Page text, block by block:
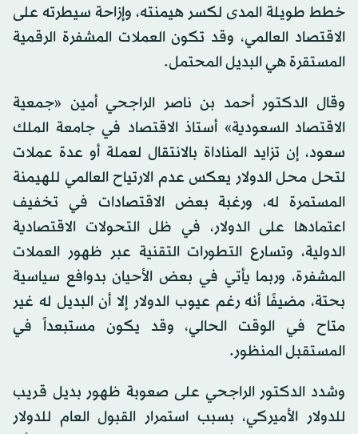
خطط طويلة المدى لكسر هيمنته، وإزاحة سيطرته على
الاقتصاد العالمي، وقد تكون العملات المشفرة الرقمية
المستقرة هي البديل المحتمل.
وقال الدكتور أحمد بن ناصر الراجحي أمين «جمعية
الاقتصاد السعودية» أستاذ الاقتصاد في جامعة الملك
سعود، إن تزايد المناداة بالانتقال لعملة أو عدة عملات
لتحل محل الدولار يعكس عدم الارتياح العالمي للهيمنة
المستمرة له، ورغبة بعض الاقتصادات في تخفيف
اعتمادها على الدولار، في ظل التحولات الاقتصادية
الدولية، وتسارع التطورات التقنية عبر ظهور العملات
المشفرة، وربما يأتي في بعض الأحيان بدوافع سياسية
بحتة، مضيفًا أنه رغم عيوب الدولار إلا أن البديل له غير
متاح في الوقت الحالي، وقد يكون مستبعداً في
المستقبل المنظور.
وشدد الدكتور الراجحي على صعوبة ظهور بديل قريب
للدولار الأميركي، بسبب استمرار القبول العام للدولار